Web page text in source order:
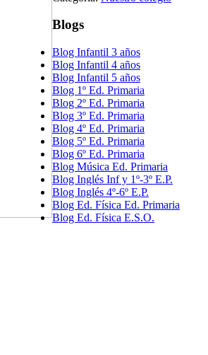
Blogs
Blog Infantil 3 años
Blog Infantil 4 años
Blog Infantil 5 años
Blog 1º Ed. Primaria
Blog 2º Ed. Primaria
Blog 3º Ed. Primaria
Blog 4º Ed. Primaria
Blog 5º Ed. Primaria
Blog 6º Ed. Primaria
Blog Música Ed. Primaria
Blog Inglés Inf y 1º-3º E.P.
Blog Inglés 4º-6º E.P.
Blog Ed. Física Ed. Primaria
Blog Ed. Física E.S.O.